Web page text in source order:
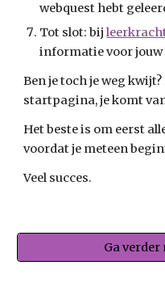
webquest hebt
Tot slot: bij
informatie voor
Ben je toch je weg
startpagina, je komt
Het beste is om eerst
voordat je meteen
Veel succes.
Ga